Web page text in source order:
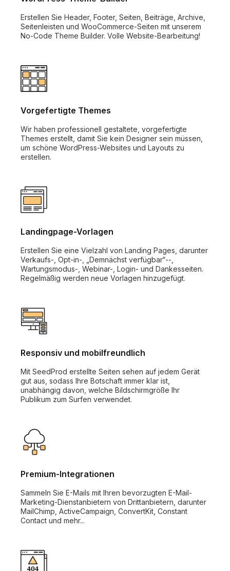
Erstellen Sie Header, Footer, Seiten, Beiträge, Archive,
Seitenleisten und WooCommerce-Seiten mit unserem
No-Code Theme Builder. Volle Website-Bearbeitung!
Vorgefertigte Themes
Wir haben professionell gestaltete, vorgefertigte
Themes erstellt, damit Sie kein Designer sein müssen,
um schöne WordPress-Websites und Layouts zu
erstellen.
Landingpage-Vorlagen
Erstellen Sie eine Vielzahl von Landing Pages, darunter
Verkaufs-, Opt-in-, „Demnächst verfügbar“--,
Wartungsmodus-, Webinar-, Login- und Dankesseiten.
Regelmäßig werden neue Vorlagen hinzugefügt.
Responsiv und mobilfreundlich
Mit SeedProd erstellte Seiten sehen auf jedem Gerät
gut aus, sodass Ihre Botschaft immer klar ist,
unabhängig davon, welche Bildschirmgröße Ihr
Publikum zum Surfen verwendet.
Premium-Integrationen
Sammeln Sie E-Mails mit Ihren bevorzugten E-Mail-
Marketing-Dienstanbietern von Drittanbietern, darunter
MailChimp, ActiveCampaign, ConvertKit, Constant
Contact und mehr...